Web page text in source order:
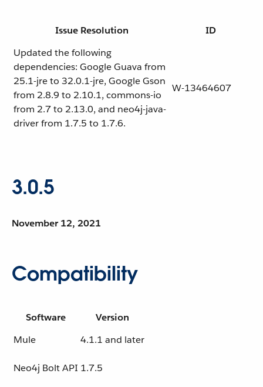
Issue Resolution
ID
Updated the following
dependencies: Google Guava from
25.1-jre to 32.0.1-jre, Google Gson
from 2.8.9 to 2.10.1, commons-io
from 2.7 to 2.13.0, and neo4j-java-
driver from 1.7.5 to 1.7.6.
W-13464607
3.0.5
November 12, 2021
Compatibility
Software
Version
Mule
4.1.1 and later
Neo4j Bolt API 1.7.5